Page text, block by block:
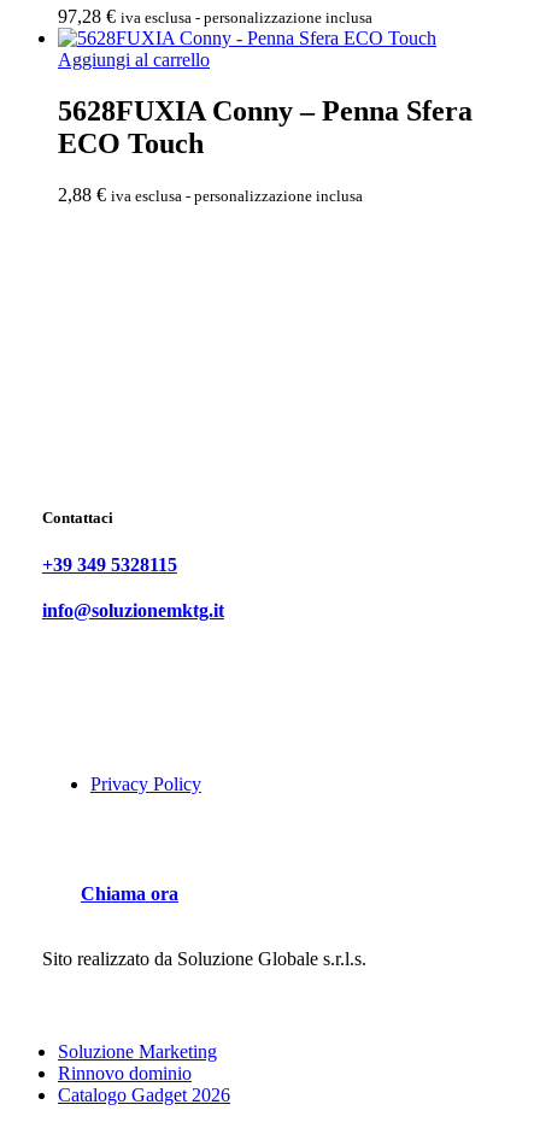
97,28 € iva esclusa - personalizzazione inclusa
Aggiungi al carrello
5628FUXIA Conny – Penna Sfera
ECO Touch
2,88 € iva esclusa - personalizzazione inclusa
Contattaci
+39 349 5328115
info@soluzionemktg.it
Privacy Policy
Chiama ora
Sito realizzato da Soluzione Globale s.r.l.s.
Close
Menu
Soluzione Marketing
Rinnovo dominio
Catalogo Gadget 2026